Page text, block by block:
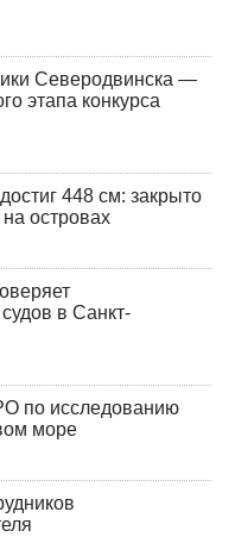
Северодвинска —
этапа конкурса
448 см: закрыто
островах
в Санкт-
по исследованию
море